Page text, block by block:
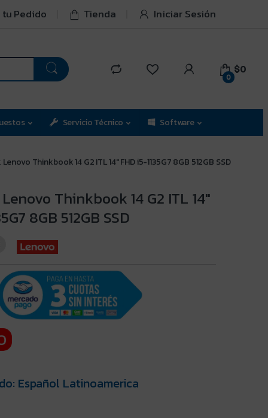
tu Pedido Tienda Iniciar Sesión
0
$0
Servicio Técnico Software
Thinkbook 14 G2 ITL 14″ FHD i5-1135G7 8GB 512GB SSD
Thinkbook 14 G2 ITL 14″
8GB 512GB SSD
Español Latinoamerica